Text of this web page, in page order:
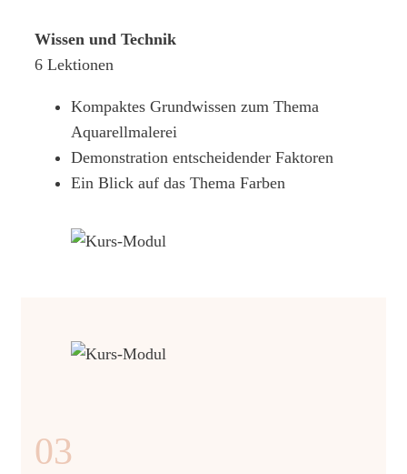
Wissen und Technik
6 Lektionen
Kompaktes Grundwissen zum Thema
Aquarellmalerei
Demonstration entscheidender Faktoren
Ein Blick auf das Thema Farben
03